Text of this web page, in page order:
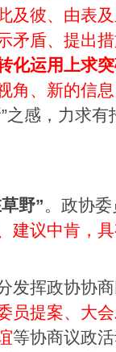
及彼、由表
矛盾、提出
化运用上求
角、新的信
之感，力求
野”。政协
建议中肯，
发挥政协协
员提案、大
等协商议政